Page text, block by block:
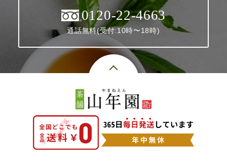
0120-22-4663
通話無料(受付:10時〜18時)